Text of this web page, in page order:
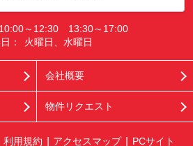
10:00～12:30 13:30～17:00
：
火曜日、水曜日
会社概要
物件リクエスト
利用規約 アクセスマップ PCサイト